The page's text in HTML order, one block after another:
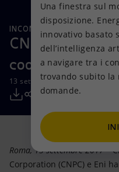
scopri EnergIA, la
artificiale.
Visione
Mission e valori
Persone e Partnership
Net Zero
Modello satellitare
Azioni
Diversificazione
Tecnologie per la
Collaborazioni per
Attività nel mondo
Prodotti
Casa
Imprese
Mobilità
INCONTRI E ACCORDI
CNPC e Eni
cooperazione
13 settembre 2017 - 13:40 CEST
Roma, 13 settembre 2017–
Corporation (CNPC) e Eni
Una finestra sul
disposizione.
innovativo basato
dell’intelligenza
a navigare tra i
trovando subito la
domande.